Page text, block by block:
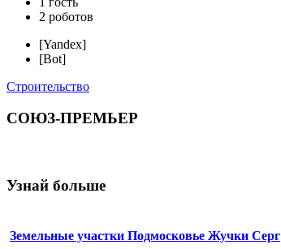
2 роботов
[Yandex]
[Bot]
Строительство
CОЮЗ-ПРЕМЬЕР
Узнай больше
Земельные участки Подмосковье Жучки Серг